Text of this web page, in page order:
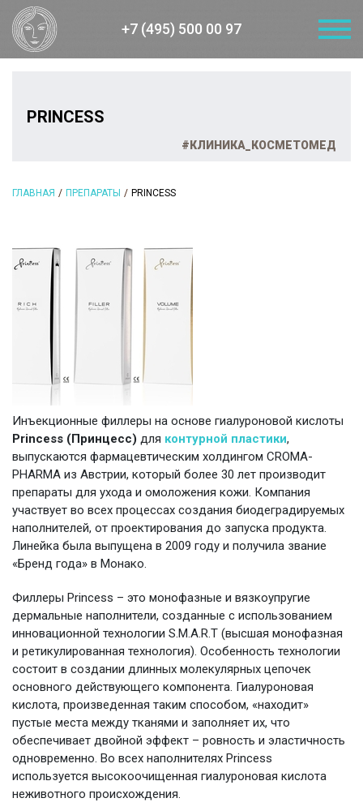
+7 (495) 500 00 97
PRINCESS
#КЛИНИКА_КОСМЕТОМЕД
ГЛАВНАЯ ПРЕПАРАТЫ PRINCESS
Инъекционные филлеры на основе гиалуроновой кислоты
Princess (Принцесс) для контурной пластики,
выпускаются фармацевтическим холдингом CROMA-
PHARMA из Австрии, который более 30 лет производит
препараты для ухода и омоложения кожи. Компания
участвует во всех процессах создания биодеградируемых
наполнителей, от проектирования до запуска продукта.
Линейка была выпущена в 2009 году и получила звание
«Бренд года» в Монако.
Филлеры Princess – это монофазные и вязкоупругие
дермальные наполнители, созданные с использованием
инновационной технологии S.M.A.R.T (высшая монофазная
и ретикулированная технология). Особенность технологии
состоит в создании длинных молекулярных цепочек
основного действующего компонента. Гиалуроновая
кислота, произведенная таким способом, «находит»
пустые места между тканями и заполняет их, что
обеспечивает двойной эффект – ровность и эластичность
одновременно. Во всех наполнителях Princess
используется высокоочищенная гиалуроновая кислота
неживотного происхождения.